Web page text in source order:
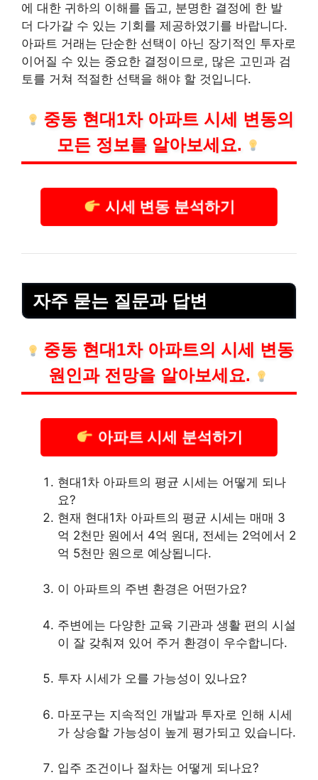
에 대한 귀하의 이해를 돕고, 분명한 결정에 한 발
더 다가갈 수 있는 기회를 제공하였기를 바랍니다.
아파트 거래는 단순한 선택이 아닌 장기적인 투자로
이어질 수 있는 중요한 결정이므로, 많은 고민과 검
토를 거쳐 적절한 선택을 해야 할 것입니다.
중동 현대1차 아파트 시세 변동의
모든 정보를 알아보세요.
시세 변동 분석하기
자주 묻는 질문과 답변
중동 현대1차 아파트의 시세 변동
원인과 전망을 알아보세요.
아파트 시세 분석하기
현대1차 아파트의 평균 시세는 어떻게 되나
요?
현재 현대1차 아파트의 평균 시세는 매매 3
억 2천만 원에서 4억 원대, 전세는 2억에서 2
억 5천만 원으로 예상됩니다.
이 아파트의 주변 환경은 어떤가요?
주변에는 다양한 교육 기관과 생활 편의 시설
이 잘 갖춰져 있어 주거 환경이 우수합니다.
투자 시세가 오를 가능성이 있나요?
마포구는 지속적인 개발과 투자로 인해 시세
가 상승할 가능성이 높게 평가되고 있습니다.
입주 조건이나 절차는 어떻게 되나요?